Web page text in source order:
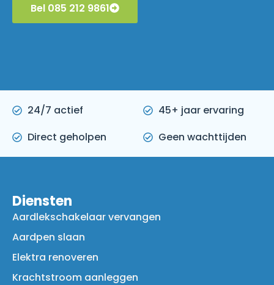
Bel 085 212 9861
24/7 actief
45+ jaar ervaring
Direct geholpen
Geen wachttijden
Diensten
Aardlekschakelaar vervangen
Aardpen slaan
Elektra renoveren
Krachtstroom aanleggen